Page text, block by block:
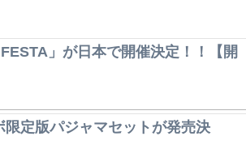
」が日本で開催決定！！【開
定版パジャマセットが発売決